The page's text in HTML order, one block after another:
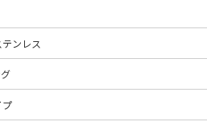
ンレス
プ